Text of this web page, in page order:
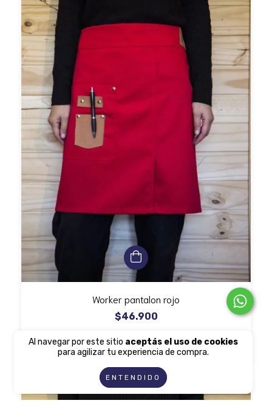
Al navegar por este sitio aceptás el uso de cookies
para agilizar tu experiencia de compra.
ENTENDIDO
Worker pantalon rojo
$46.900